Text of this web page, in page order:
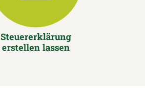
Steuererklärung
erstellen lassen